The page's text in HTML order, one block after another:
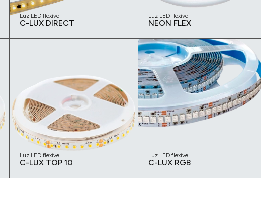
Luz LED flexível
C-LUX DIRECT
Luz LED flexível
NEON FLEX
Luz LED flexível
C-LUX TOP 10
Luz LED flexível
C-LUX RGB